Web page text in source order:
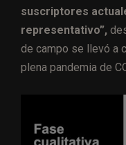
suscriptores
representativo”,
de campo se llevó a
plena pandemia de